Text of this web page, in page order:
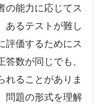
の能力に応じてス
あるテストが難し
評価するためにス
数が同じでも、
れることがありま
問題の形式を理解